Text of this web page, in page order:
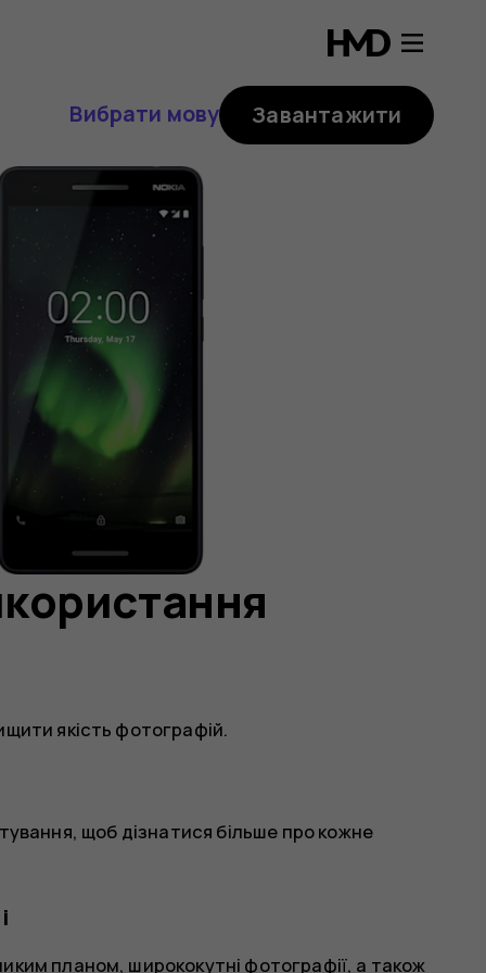
Вибрати мову Завантажити
якість фотографій.
, щоб дізнатися більше про кожне
планом, ширококутні фотографії, а також